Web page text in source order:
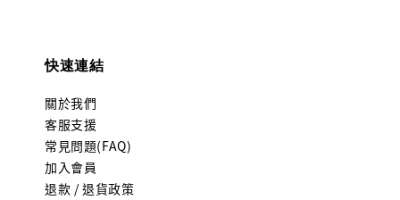
快速連結
關於我們
客服支援
常見問題(FAQ)
加入會員
退款 / 退貨政策